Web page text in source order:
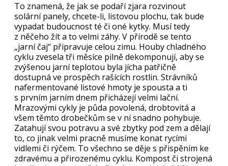
To znamená, že jak se podaří zjara rozvinout
solární panely, chcete-li, listovou plochu, tak bude
vypadat budoucnost té či oné kytky. Musí tedy
z něčeho žít a to velmi záhy. V přírodě se tento
„jarní čaj“ připravuje celou zimu. Houby chladného
cyklu zvesela tři měsíce pilně dekomponují, aby se
zvýšenou jarní teplotou byla jícha patřičně
dostupná ve prospěch rašících rostlin. Strávníků
nafermentované listové hmoty je spousta a ti
s prvním jarním dnem přicházejí velmi lační.
Mrazovými cykly je půda povolená, drobtovitá a
všem těmto drobečkům se v ní snadno pohybuje.
Zatahují svou potravu a své zbytky pod zem a dělají
to, co jinak velmi pracně musíme konat rycími
vidlemi či rýčem. To všechno se děje s přispěním ke
zdravému a přirozenému cyklu. Kompost či strojená